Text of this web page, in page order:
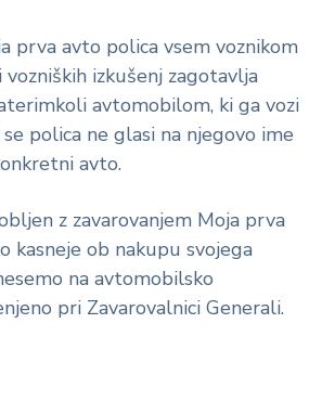
prva avto polica vsem voznikom
izkušenj zagotavlja
avtomobilom, ki ga vozi
polica ne glasi na njegovo ime
avto.
z zavarovanjem Moja prva
kasneje ob nakupu svojega
na avtomobilsko
pri Zavarovalnici Generali.